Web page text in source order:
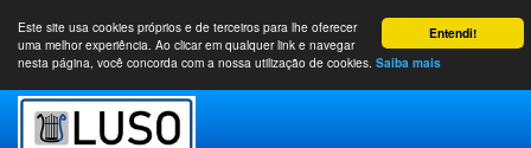
Entendi!
Este site usa cookies próprios e de terceiros para lhe oferecer
uma melhor experiência. Ao clicar em qualquer link e navegar
nesta página, você concorda com a nossa utilização de cookies. Saiba mais